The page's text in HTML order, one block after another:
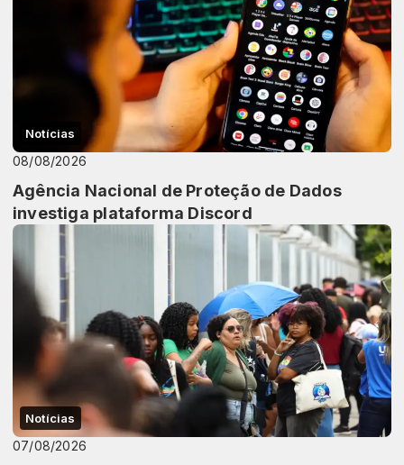
Notícias
08/08/2026
Agência Nacional de Proteção de Dados
investiga plataforma Discord
Notícias
07/08/2026